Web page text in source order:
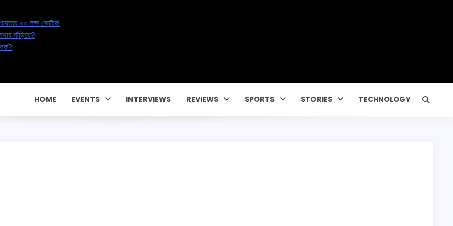
Erasure: অনিশ্চয়তায় ৯০ লক্ষ ভোটার!
লক্ষ শিক্ষকের ভবিষ্যৎ কোথায় দাঁড়িয়ে?
পরকীয়া, নাকি বদলাচ্ছে সম্পর্ক?
কন্ট্রাক্টে! CM Pema Khandu
HOME EVENTS INTERVIEWS REVIEWS SPORTS STORIES TECHNOLOGY